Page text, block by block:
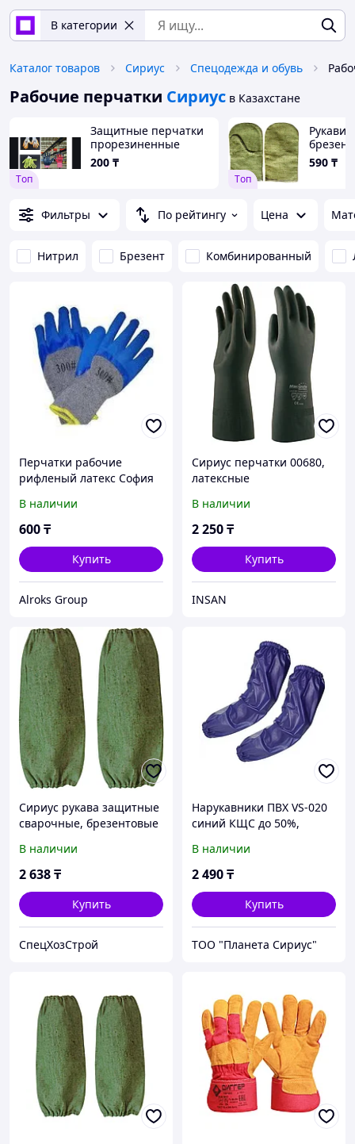
В категории
Каталог товаров Сириус Спецодежда и обувь
Рабочие перчатки Сириус в Казахстане
Tоп
Защитные перчатки
прорезиненные
200 ₸
Tоп
дв
330гр
590 ₸
Фильтры По рейтингу Цена
Нитрил Брезент Комбинированный
Перчатки рабочие
рифленый латекс София
В наличии
600₸
Купить
Alroks Group
Сириус перчатки 00680,
латексные
В наличии
2 250₸
Купить
INSAN
Сириус рукава защитные
сварочные, брезентовые
В наличии
2 638₸
Купить
СпецХозСтрой
Нарукавники ПВХ VS-020
синий КЩС до 50%,
см*22 см
В наличии
2 490₸
Купить
ТОО "Планета Сириус"